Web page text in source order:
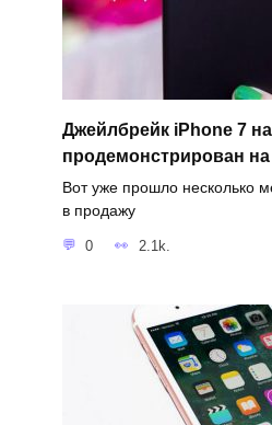
Джейлбрейк iPhone 7 на
продемонстрирован
Вот уже прошло несколько
в продажу
0 2.1k.